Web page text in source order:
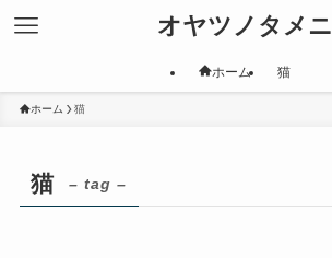
オヤツノタメニ
ホーム 猫
ホーム 猫
猫 – tag –